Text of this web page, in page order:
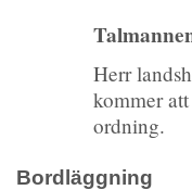
Herr
kommer
ordning.
Bordläggning